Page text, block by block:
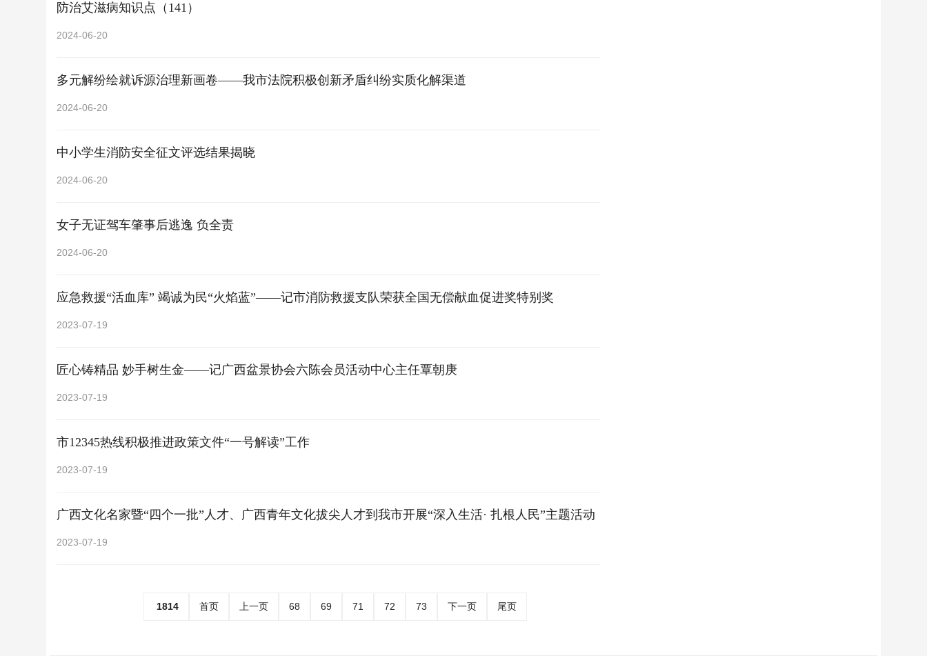
防治艾滋病知识点（141）
2024-06-20
多元解纷绘就诉源治理新画卷——我市法院积极创新矛盾纠纷实质化解渠道
2024-06-20
中小学生消防安全征文评选结果揭晓
2024-06-20
女子无证驾车肇事后逃逸 负全责
2024-06-20
应急救援“活血库” 竭诚为民“火焰蓝”——记市消防救援支队荣获全国无偿献血促进奖特别奖
2023-07-19
匠心铸精品 妙手树生金——记广西盆景协会六陈会员活动中心主任覃朝庚
2023-07-19
市12345热线积极推进政策文件“一号解读”工作
2023-07-19
广西文化名家暨“四个一批”人才、广西青年文化拔尖人才到我市开展“深入生活· 扎根人民”主题活动
2023-07-19
1814 首页 上一页 68 69 71 72 73 下一页 尾页